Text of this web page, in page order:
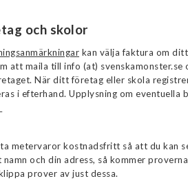
och skolor
kan välja faktura om
att maila till info (at)
När ditt företag eller skola
i efterhand. Upplysning om eventuella
metervaror kostnadsfritt så att du kan
och din adress, så kommer
prover av just dessa.